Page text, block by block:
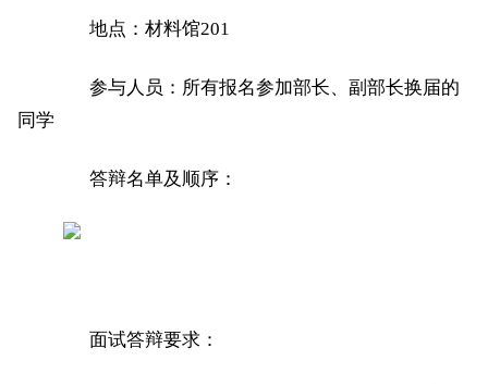
地点：材料馆201
参与人员：所有报名参加部长、副部长换届的
同学
答辩名单及顺序：
面试答辩要求：